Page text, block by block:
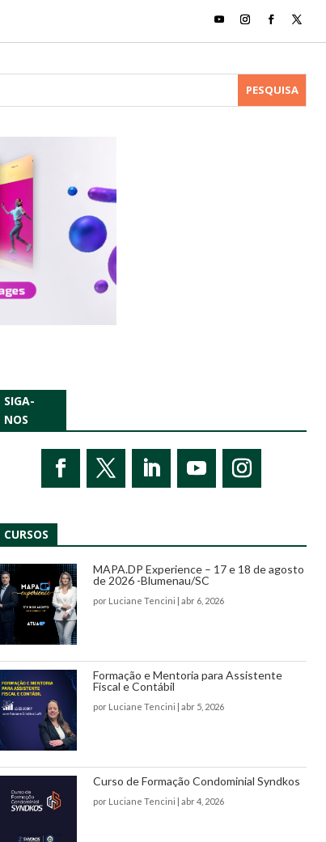
SIGA-
NOS
CURSOS
MAPA.DP Experience – 17 e 18 de agosto
de 2026 -Blumenau/SC
por Luciane Tencini | abr 6, 2026
Formação e Mentoria para Assistente
Fiscal e Contábil
por Luciane Tencini | abr 5, 2026
Curso de Formação Condominial Syndkos
por Luciane Tencini | abr 4, 2026